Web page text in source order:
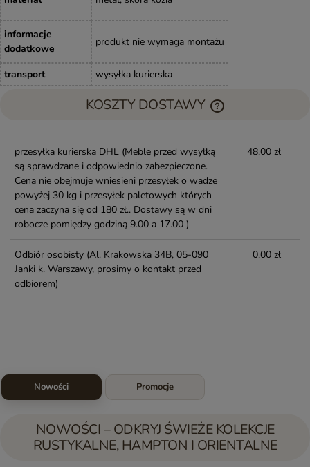
informacje
dodatkowe
produkt nie wymaga montażu
transport wysyłka kurierska
KOSZTY DOSTAWY
przesyłka kurierska DHL (Meble przed wysyłką
są sprawdzane i odpowiednio zabezpieczone.
Cena nie obejmuje wniesieni przesyłek o wadze
powyżej 30 kg i przesyłek paletowych których
cena zaczyna się od 180 zł.. Dostawy są w dni
robocze pomiędzy godziną 9.00 a 17.00 )
48,00 zł
Odbiór osobisty (Al. Krakowska 34B, 05-090
Janki k. Warszawy, prosimy o kontakt przed
odbiorem)
0,00 zł
Nowości Promocje
NOWOŚCI – ODKRYJ ŚWIEŻE KOLEKCJE
RUSTYKALNE, HAMPTON I ORIENTALNE